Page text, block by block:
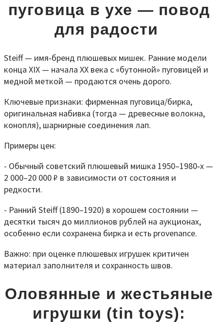
пуговица в ухе — повод
для радости
Steiff — имя‑бренд плюшевых мишек. Ранние модели
конца XIX — начала XX века с «бутонной» пуговицей и
медной меткой — продаются очень дорого.
Ключевые признаки: фирменная пуговица/бирка,
оригинальная набивка (тогда — древесные волокна,
конопля), шарнирные соединения лап.
Примеры цен:
- Обычный советский плюшевый мишка 1950–1980‑х —
2 000–20 000 ₽ в зависимости от состояния и
редкости.
- Ранний Steiff (1890–1920) в хорошем состоянии —
десятки тысяч до миллионов рублей на аукционах,
особенно если сохранена бирка и есть provenance.
Важно: при оценке плюшевых игрушек критичен
материал заполнителя и сохранность швов.
Оловянные и жестьяные
игрушки (tin toys):